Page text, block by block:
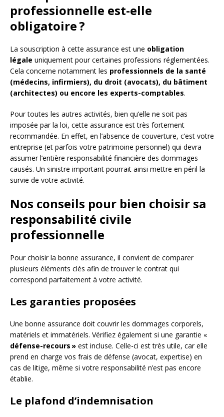
professionnelle est-elle
obligatoire ?
La souscription à cette assurance est une obligation
légale uniquement pour certaines professions réglementées.
Cela concerne notamment les professionnels de la santé
(médecins, infirmiers), du droit (avocats), du bâtiment
(architectes) ou encore les experts-comptables.
Pour toutes les autres activités, bien qu’elle ne soit pas
imposée par la loi, cette assurance est très fortement
recommandée. En effet, en l’absence de couverture, c’est votre
entreprise (et parfois votre patrimoine personnel) qui devra
assumer l’entière responsabilité financière des dommages
causés. Un sinistre important pourrait ainsi mettre en péril la
survie de votre activité.
Nos conseils pour bien choisir sa
responsabilité civile
professionnelle
Pour choisir la bonne assurance, il convient de comparer
plusieurs éléments clés afin de trouver le contrat qui
correspond parfaitement à votre activité.
Les garanties proposées
Une bonne assurance doit couvrir les dommages corporels,
matériels et immatériels. Vérifiez également si une garantie «
défense-recours » est incluse. Celle-ci est très utile, car elle
prend en charge vos frais de défense (avocat, expertise) en
cas de litige, même si votre responsabilité n’est pas encore
établie. ​
Le plafond d’indemnisation